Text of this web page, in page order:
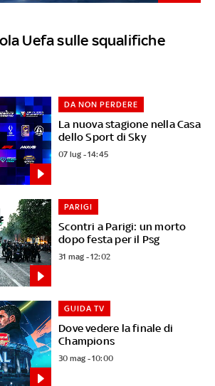
Uefa sulle squalifiche
La nuova stagione nella Casa
dello Sport di Sky
DA NON PERDERE
07 lug - 14:45
Scontri a Parigi: un morto
dopo festa per il Psg
PARIGI
31 mag - 12:02
Dove vedere la finale di
Champions
GUIDA TV
30 mag - 10:00